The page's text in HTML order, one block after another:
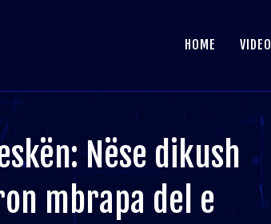
HOME VIDEO
Nëse dikush
mbrapa del e